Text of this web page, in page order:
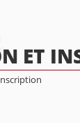
ET